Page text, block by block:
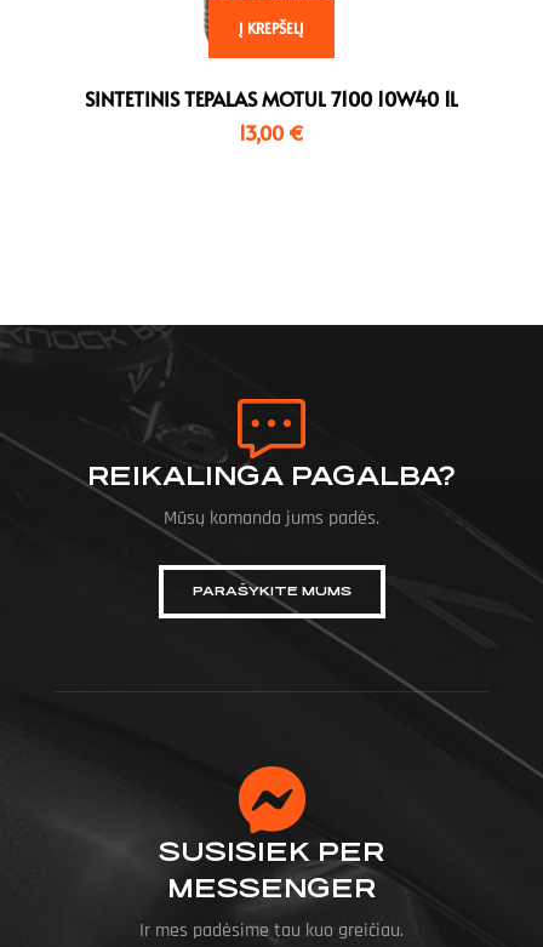
Į KREPŠELĮ
SINTETINIS TEPALAS MOTUL 7100 10W40 1L
13,00 €
REIKALINGA PAGALBA?
Mūsų komanda jums padės.
PARAŠYKITE MUMS
SUSISIEK PER
MESSENGER
Ir mes padėsime tau kuo greičiau.